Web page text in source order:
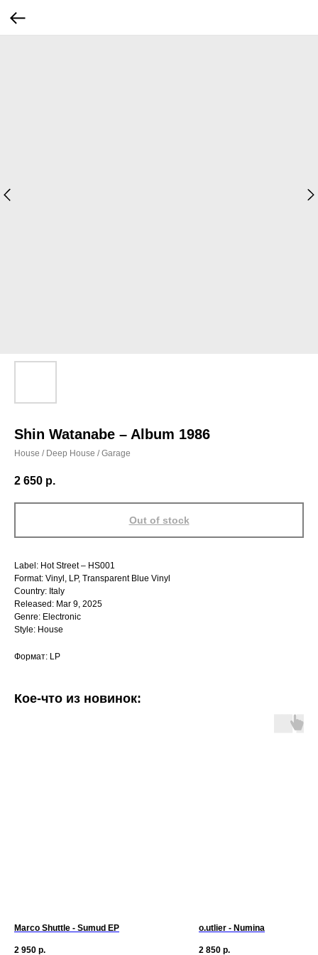
Shin Watanabe – Album 1986
House / Deep House / Garage
2 650 р.
Out of stock
Label: Hot Street – HS001
Format: Vinyl, LP, Transparent Blue Vinyl
Country: Italy
Released: Mar 9, 2025
Genre: Electronic
Style: House
Формат: LP
Кое-что из новинок:
Marco Shuttle - Sumud EP
2 950 р.
o.utlier - Numina
2 850 р.